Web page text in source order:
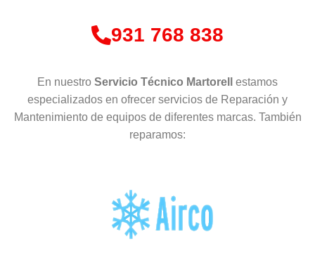
931 768 838
En nuestro Servicio Técnico Martorell estamos
especializados en ofrecer servicios de Reparación y
Mantenimiento de equipos de diferentes marcas. También
reparamos: